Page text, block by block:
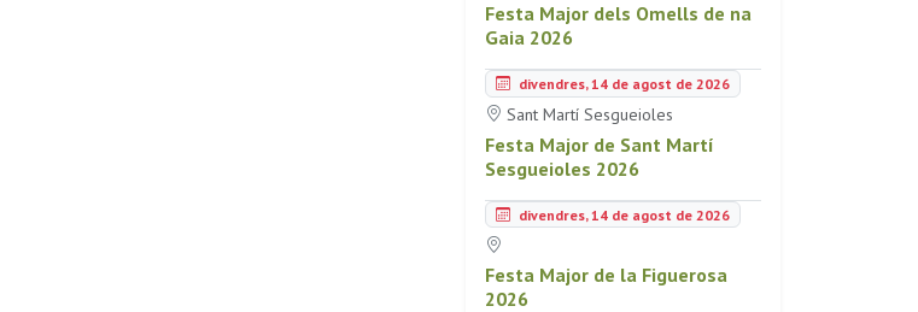
Festa Major dels Omells de na
Gaia 2026
divendres, 14 de agost de 2026
Sant Martí Sesgueioles
Festa Major de Sant Martí
Sesgueioles 2026
divendres, 14 de agost de 2026
Festa Major de la Figuerosa
2026